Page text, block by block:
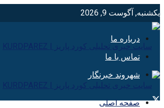
یکشنبه, آگوست 9, 2026
درباره ما
تماس با ما
شهروند خبرنگار
صفحه اصلی